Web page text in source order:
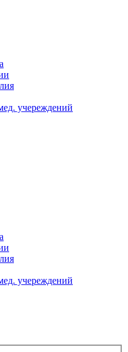
учереждений
учереждений